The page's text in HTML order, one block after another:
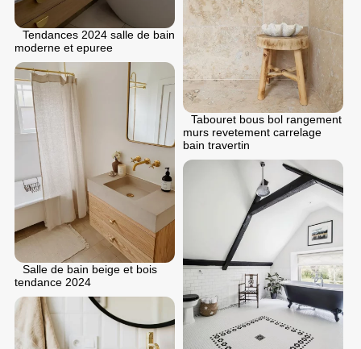
Tendances 2024 salle de bain
moderne et epuree
Tabouret bous bol rangement
murs revetement carrelage
bain travertin
Salle de bain beige et bois
tendance 2024